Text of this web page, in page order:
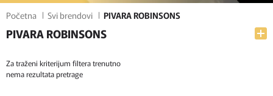
Početna Svi brendovi PIVARA ROBINSONS
PIVARA ROBINSONS
Za traženi kriterijum filtera trenutno
nema rezultata pretrage